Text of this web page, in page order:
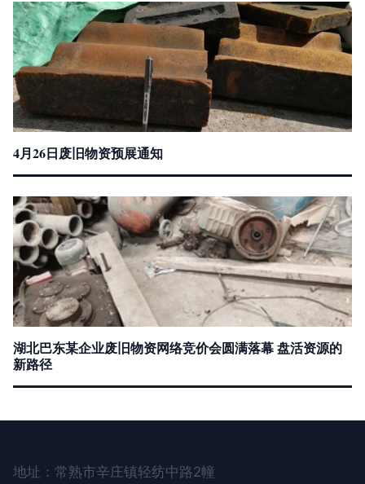
4月26日废旧物资预展通知
湖北巴东某企业废旧物资网络竞价会圆满落幕 盘活资源的
新路径
地址：常熟市辛庄镇轻纺中路2幢